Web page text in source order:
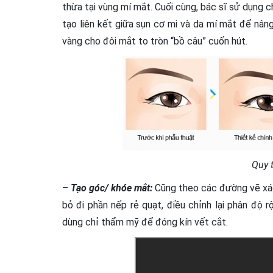
thừa tại vùng mí mắt.Cuối cùng, bác sĩ sử dụng
tạo liên kết giữa sụn cơ mi và da mí mắt để
vàng cho đôi mắt to tròn “bồ câu” cuốn hút.
Quy
– Tạo góc/ khóe mắt:Cũng theo các đường vẽ
bỏ đi phần nếp rẻ quạt, điều chỉnh lại phân độ
dùng chỉ thẩm mỹ để đóng kín vết cắt.